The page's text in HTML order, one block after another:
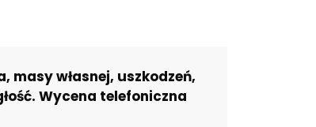
własnej, uszkodzeń,
Wycena telefoniczna